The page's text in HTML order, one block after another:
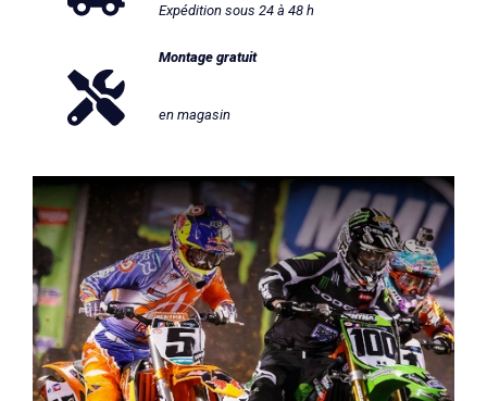
Expédition sous 24 à 48 h
Montage gratuit
en magasin